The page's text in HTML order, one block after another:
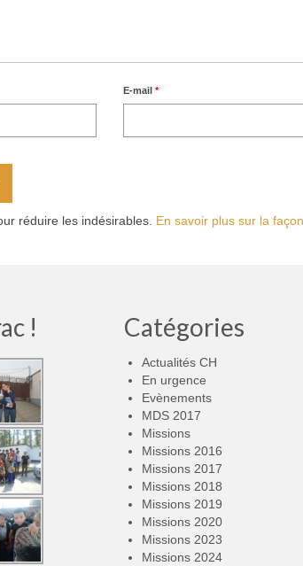
E-mail*
réduire les indésirables. En savoir plus sur la
! Catégories
Actualités CH
En urgence
Evènements
MDS 2017
Missions
Missions 2016
Missions 2017
Missions 2018
Missions 2019
Missions 2020
Missions 2023
Missions 2024